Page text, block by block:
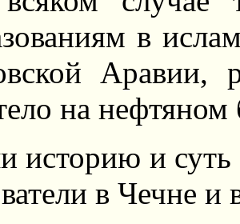
в
Аравии,
на нефтяном
историю и
в Чечне и